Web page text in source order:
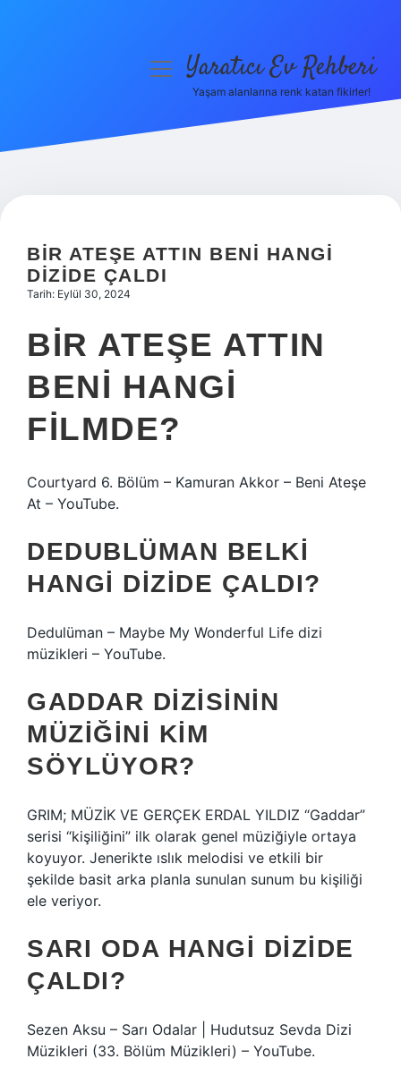
Hakkımızda
menüyüYaratıcı Ev Rehberi
Yaşam alanlarına renk katan fikirler!
BIR ATEŞE ATTIN BENI HANGI
DIZIDE ÇALDI
Tarih: Eylül 30, 2024
BIR ATEŞE ATTIN
BENI HANGI
FILMDE?
Courtyard 6. Bölüm – Kamuran Akkor – Beni Ateşe
At – YouTube.
DEDUBLÜMAN BELKI
HANGI DIZIDE ÇALDI?
Dedulüman – Maybe My Wonderful Life dizi
müzikleri – YouTube.
GADDAR DIZISININ
MÜZIĞINI KIM
SÖYLÜYOR?
GRIM; MÜZİK VE GERÇEK ERDAL YILDIZ “Gaddar”
serisi “kişiliğini” ilk olarak genel müziğiyle ortaya
koyuyor. Jenerikte ıslık melodisi ve etkili bir
şekilde basit arka planla sunulan sunum bu kişiliği
ele veriyor.
SARI ODA HANGI DIZIDE
ÇALDI?
Sezen Aksu – Sarı Odalar | Hudutsuz Sevda Dizi
Müzikleri (33. Bölüm Müzikleri) – YouTube.